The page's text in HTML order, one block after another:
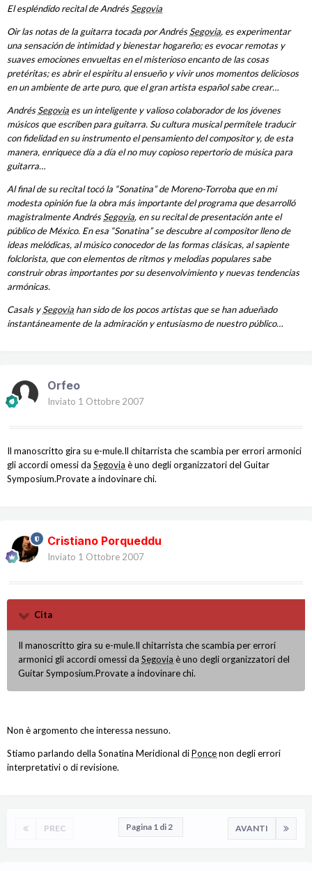
El espléndido recital de AndrésSegovia
Oir las notas de la guitarra tocada por AndrésSegovia, es experimentar
una sensación de intimidad y bienestar hogareño; es evocar remotas y
suaves emociones envueltas en el misterioso encanto de las cosas
pretéritas; es abrir el espiritu al ensueño y vivir unos momentos deliciosos
en un ambiente de arte puro, que el gran artista español sabe crear…
AndrésSegovia es un inteligente y valioso colaborador de los jóvenes
músicos que escriben para guitarra. Su cultura musical permítele traducir
con fidelidad en su instrumento el pensamiento del compositor y, de esta
manera, enriquece día a día el no muy copioso repertorio de música para
guitarra…
Al final de su recital tocó la “Sonatina” de Moreno-Torroba que en mi
modesta opinión fue la obra más importante del programa que desarrolló
magistralmente AndrésSegovia, en su recital de presentación ante el
público de México. En esa “Sonatina” se descubre al compositor lleno de
ideas melódicas, al músico conocedor de las formas clásicas, al sapiente
folclorista, que con elementos de ritmos y melodias populares sabe
construir obras importantes por su desenvolvimiento y nuevas tendencias
armónicas.
Casals ySegovia han sido de los pocos artistas que se han adueñado
instantáneamente de la admiración y entusiasmo de nuestro público…
Orfeo
Inviato 1 Ottobre 2007
Il manoscritto gira su e-mule.Il chitarrista che scambia per errori armonici
gli accordi omessi da Segovia è uno degli organizzatori del Guitar
Symposium.Provate a indovinare chi.
Cristiano Porqueddu
Inviato 1 Ottobre 2007
Cita
Il manoscritto gira su e-mule.Il chitarrista che scambia per errori
armonici gli accordi omessi da Segovia è uno degli organizzatori del
Guitar Symposium.Provate a indovinare chi.
Non è argomento che interessa nessuno.
Stiamo parlando della Sonatina Meridional diPoncenon degli errori
interpretativi o di revisione.
PREC AVANTI
Pagina 1 di 2